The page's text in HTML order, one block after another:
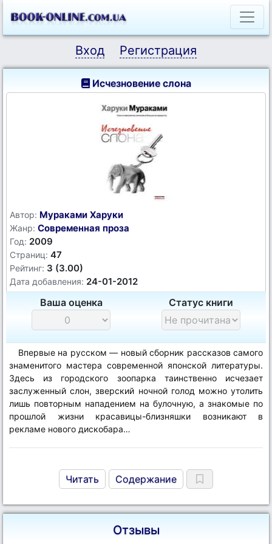
Вход Регистрация
Исчезновение слона
Автор: Мураками Харуки
Жанр: Современная проза
Год: 2009
Страниц: 47
Рейтинг: 3 (3.00)
Дата добавления: 24-01-2012
Ваша оценка Статус книги
Впервые на русском — новый сборник рассказов самого
знаменитого мастера современной японской литературы.
Здесь из городского зоопарка таинственно исчезает
заслуженный слон, зверский ночной голод можно утолить
лишь повторным нападением на булочную, а знакомые по
прошлой жизни красавицы-близняшки возникают в
рекламе нового дискобара…
Читать Содержание
Отзывы